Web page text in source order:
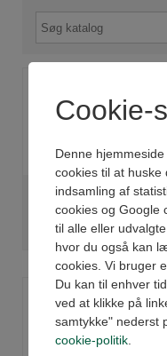
CYLINDER VDMA ISO
15552 - Ø32 CF - AISI
304 ROD
Cookie-
Denne
cookies til at huske
indsamling af
cookies og Google
til alle eller
hvor du også kan
cookies. Vi bruger
Du kan til enhver
ved at klikke på
samtykke" nederst
cookie-politik